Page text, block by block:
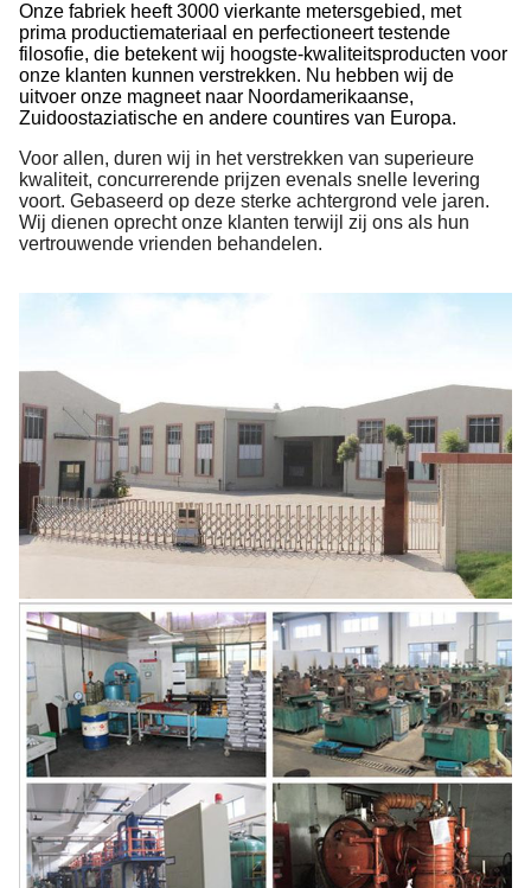
Onze fabriek heeft 3000 vierkante metersgebied, met
prima productiemateriaal en perfectioneert testende
filosofie, die betekent wij hoogste-kwaliteitsproducten voor
onze klanten kunnen verstrekken. Nu hebben wij de
uitvoer onze magneet naar Noordamerikaanse,
Zuidoostaziatische en andere countires van Europa.
Voor allen, duren wij in het verstrekken van superieure
kwaliteit, concurrerende prijzen evenals snelle levering
voort. Gebaseerd op deze sterke achtergrond vele jaren.
Wij dienen oprecht onze klanten terwijl zij ons als hun
vertrouwende vrienden behandelen.